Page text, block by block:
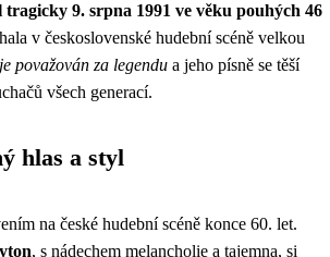
9. srpna 1991 ve věku pouhých 46
v československé hudební scéně velkou
považován za legendu a jeho písně se těší
všech generací.
hlas a styl
na české hudební scéně konce 60. let.
, s nádechem melancholie a tajemna, si